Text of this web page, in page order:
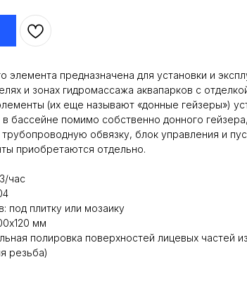
предназначена для установки и
и зонах гидромассажа аквапарков с
(их еще называют «донные гейзеры»)
бассейне помимо собственно донного
обвязку, блок управления и
приобретаются отдельно.
час
под плитку или мозаику
мм
полировка поверхностей лицевых частей
резьба)